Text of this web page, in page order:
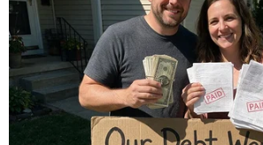
Chuyển Bộ Công an thông
tin 7 cá nhân bán vàng
không rõ nguồn gốc
08/08/2026 14:37
quốc tế
Việt
08/08/2026